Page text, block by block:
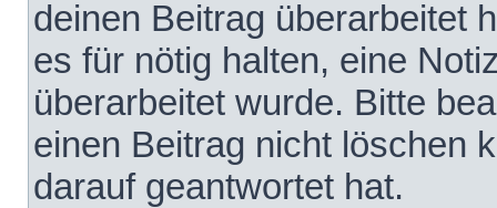
deinen Beitrag überarbeitet
es für nötig halten, eine
überarbeitet wurde. Bitte
einen Beitrag nicht löschen
darauf geantwortet hat.